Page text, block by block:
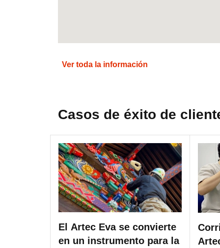
Ver toda la información
Casos de éxito de
El Artec Eva se convierte
en un instrumento para la